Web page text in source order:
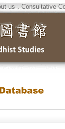
us．Consultative